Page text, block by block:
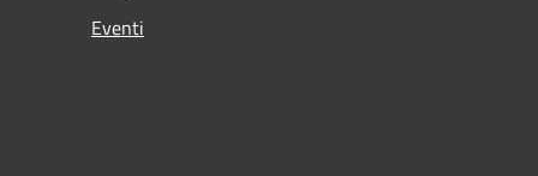
Eventi